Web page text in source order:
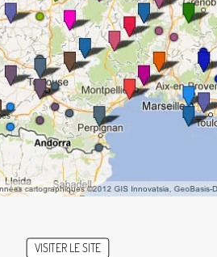
VISITER LE SITE